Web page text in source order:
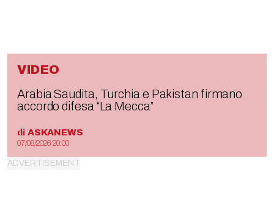
VIDEO
Arabia Saudita, Turchia e Pakistan firmano
accordo difesa “La Mecca”
di ASKANEWS
07/08/2026 20:00